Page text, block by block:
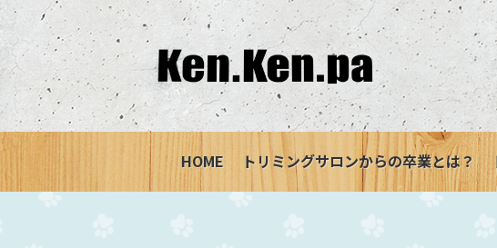
HOME トリミングサロンからの卒業とは？